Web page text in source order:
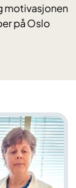
motivasjonen
på Oslo